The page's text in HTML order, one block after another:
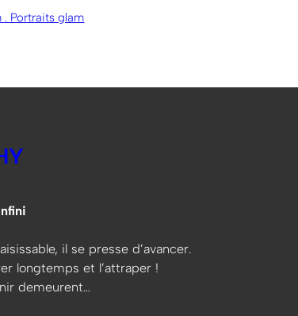
. Portraits glam
il se presse d’avancer.
longtemps et l’attraper !
demeurent…